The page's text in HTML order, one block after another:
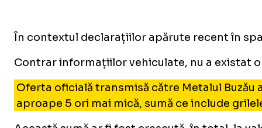
În contextul declarațiilor apărute recent în
Contrar informațiilor vehiculate, nu a existat
Oferta oficială transmisă către Metalul Buzău
aproape 5 ori mai mică, sumă ce include